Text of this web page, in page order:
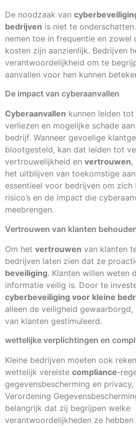
De noodzaak van
bedrijven is niet te onderschatten.
nemen toe in frequentie en zowel
kosten zijn aanzienlijk. Bedrijven
verantwoordelijkheid om te
aanvallen voor hen kunnen
De impact van cyberaanvallen
Cyberaanvallen kunnen leiden
verliezen en mogelijke schade
bedrijf. Wanneer gevoelige
blootgesteld, kan dat leiden tot
vertrouwelijkheid en vertrouwen,
het uitblijven van toekomstige
essentieel voor bedrijven om
risico’s en de impact die
meebrengen.
Vertrouwen van klanten
Om het vertrouwen van klanten
bedrijven laten zien dat ze
beveiliging. Klanten willen weten
informatie veilig is. Door te
cyberbeveiliging voor kleine
alleen de veiligheid
van klanten gestimuleerd.
wettelijke verplichtingen en
Kleine bedrijven moeten ook
wettelijk vereiste compliance-
gegevensbescherming en
Verordening
belangrijk dat zij begrijpen welke
verantwoordelijkheden ze